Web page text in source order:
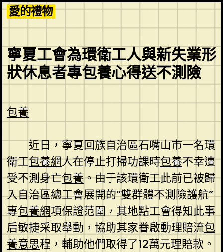
Skip
to
content
愛的禮物
寧夏工會為環衛工人與新失業形
狀休息者專包養心得送不測險
包養
近日，寧夏回族自治區石嘴山市一名環
衛工包養網人在停止打掃功課時包養不幸遭
受不測身亡包養。由于該環衛工此前已被歸
入自治區總工會展開的“雙群體不測險護航”
專包養網項保證范圍，其地點工會得知此事
后敏捷采取舉動，協助其家眷啟動理賠流包
養意思程，輔助他們取得了12萬元理賠款。